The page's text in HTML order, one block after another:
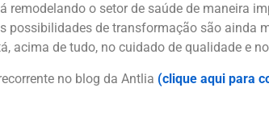
remodelando o setor de saúde de maneira
possibilidades de transformação são ainda
acima de tudo, no cuidado de qualidade e
no blog da Antlia (clique aqui para